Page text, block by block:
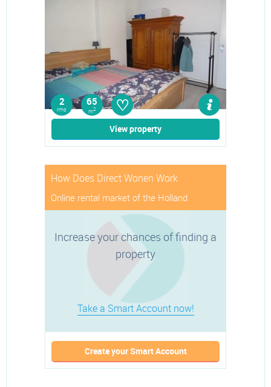
2
rms
65
m2 ♡
View property
How Does Direct Wonen Work
Online rental market of the Holland
Increase your chances of finding a
property
Take a Smart Account now!
Create your Smart Account